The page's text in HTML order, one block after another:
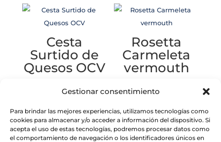
Gestionar consentimiento
Para brindar las mejores experiencias, utilizamos tecnologías como
cookies para almacenar y/o acceder a información del dispositivo. Si
acepta el uso de estas tecnologías, podremos procesar datos como
el comportamiento de navegación o los identificadores únicos en
Cesta
Surtido de
Quesos OCV
74.90
Rosetta
Carmeleta
vermouth
18.90